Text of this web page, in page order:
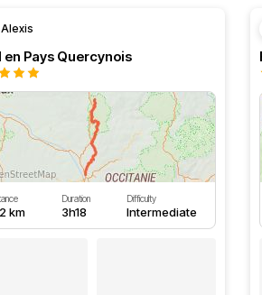
Alexis
en Pays Quercynois
km
Duration
3h18
Difficulty
Intermediate